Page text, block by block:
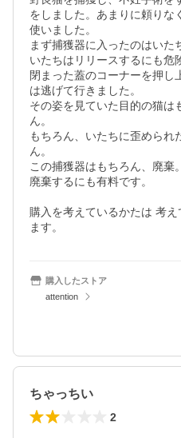
をしました。あまりに頼りな
使いました。
まず捕獲器に入ったのはいた
いたちはリリースするにも危
閉まった蓋のコーナーを押し
は逃げて行きました。
その姿を見ていた目的の猫は
ん。
もちろん、いたちに歪められ
ん。
この捕獲器はもちろん、廃棄。
廃棄するにも有料です。
購入を考えているかたは 考
ます。
購入したストア
attention
ちゃっちい
2